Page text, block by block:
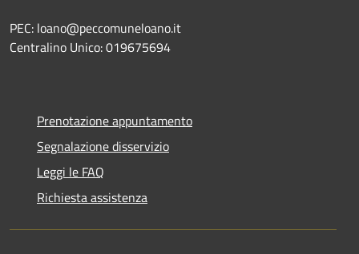
PEC: loano@peccomuneloano.it
Centralino Unico: 019675694
Prenotazione appuntamento
Segnalazione disservizio
Leggi le FAQ
Richiesta assistenza